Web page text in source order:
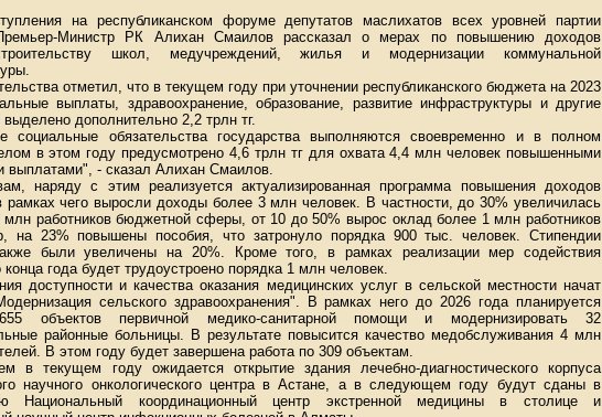
на республиканском форуме депутатов маслихатов всех уровней партии
Министр РК Алихан Смаилов рассказал о мерах по повышению доходов
школ, медучреждений, жилья и модернизации коммунальной
отметил, что в текущем году при уточнении республиканского бюджета на 2023
выплаты, здравоохранение, образование, развитие инфраструктуры и другие
выделено дополнительно 2,2 трлн тг.
социальные обязательства государства выполняются своевременно и в полном
в этом году предусмотрено 4,6 трлн тг для охвата 4,4 млн человек повышенными
выплатами", - сказал Алихан Смаилов.
наряду с этим реализуется актуализированная программа повышения доходов
рамках чего выросли доходы более 3 млн человек. В частности, до 30% увеличилась
млн работников бюджетной сферы, от 10 до 50% вырос оклад более 1 млн работников
на 23% повышены пособия, что затронуло порядка 900 тыс. человек. Стипендии
были увеличены на 20%. Кроме того, в рамках реализации мер содействия
конца года будет трудоустроено порядка 1 млн человек.
доступности и качества оказания медицинских услуг в сельской местности начат
сельского здравоохранения". В рамках него до 2026 года планируется
объектов первичной медико-санитарной помощи и модернизировать 32
районные больницы. В результате повысится качество медобслуживания 4 млн
В этом году будет завершена работа по 309 объектам.
в текущем году ожидается открытие здания лечебно-диагностического корпуса
научного онкологического центра в Астане, а в следующем году будут сданы в
Национальный координационный центр экстренной медицины в столице и